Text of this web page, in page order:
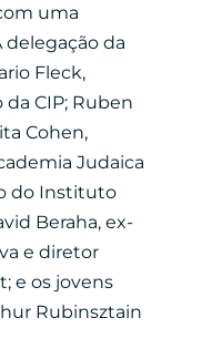
uma
delegação da
Fleck,
CIP; Ruben
Cohen,
Judaica
do Instituto
Beraha, ex-
e diretor
e os jovens
Rubinsztain